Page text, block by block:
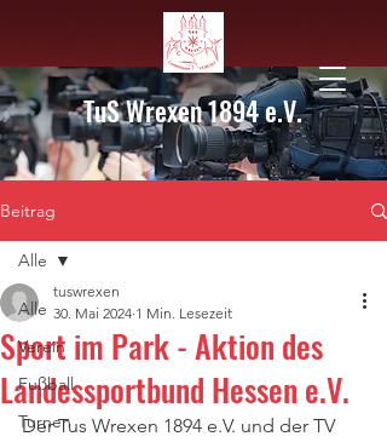
TuS Wrexen 1894 e.V.
Beitrag
Alle
Verein
Fußball
Turnen
Alle
Sport im Park - Aktion des
Landessportbund Hessen e.V.
tuswrexen
30. Mai 2024 1 Min. Lesezeit
Der Tus Wrexen 1894 e.V. und der TV